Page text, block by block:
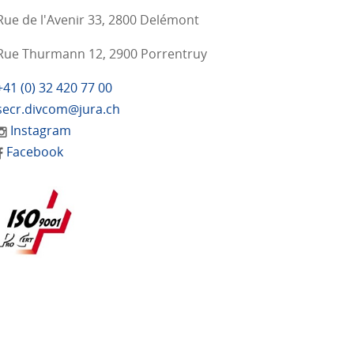
de l'Avenir 33, 2800 Delémont
Thurmann 12, 2900 Porrentruy
(0) 32 420 77 00
Instagram
Facebook